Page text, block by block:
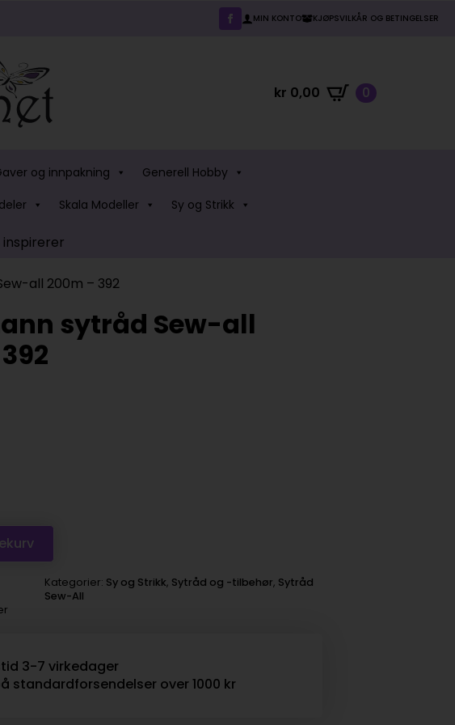
MIN KONTO KJØPSVILKÅR OG BETINGELSER
kr 0,00 0
og innpakning
Generell Hobby
Skala Modeller Sy og Strikk
all 200m – 392
sytråd Sew-all
Kategorier: Sy og Strikk, Sytråd og -tilbehør, Sytråd
Sew-All
3-7 virkedager
standardforsendelser over 1000 kr